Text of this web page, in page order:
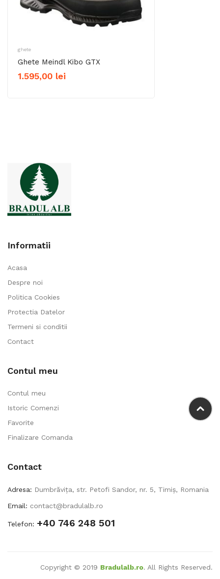
ghete
Ghete Meindl Kibo GTX
1.595,00 lei
Informatii
Acasa
Despre noi
Politica Cookies
Protectia Datelor
Termeni si conditii
Contact
Contul meu
Contul meu
Istoric Comenzi
Favorite
Finalizare Comanda
Contact
Adresa: Dumbrăvița, str. Petofi Sandor, nr. 5, Timiș, Romania
Email: contact@bradulalb.ro
Telefon: +40 746 248 501
Copyright © 2019 Bradulalb.ro. All Rights Reserved.